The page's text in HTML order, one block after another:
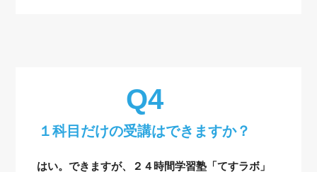
１科目だけの受講はできますか？
はい。できますが、２４時間学習塾「てすラボ」